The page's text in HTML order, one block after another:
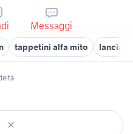
Messaggi
tappetini alfa mito lancia